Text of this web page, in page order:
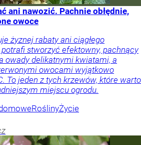
ani nawozić. Pachnie obłędnie,
owoce
żyznej rabaty ani ciągłego
stworzyć efektowny, pachnący
owady delikatnymi kwiatami, a
owocami wyjątkowo
To jeden z tych krzewów, które warto
miejscu ogrodu.
RoślinyŻycie